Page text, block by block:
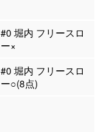
#0 堀内 フリースロ
ー×
#0 堀内 フリースロ
ー○(8点)